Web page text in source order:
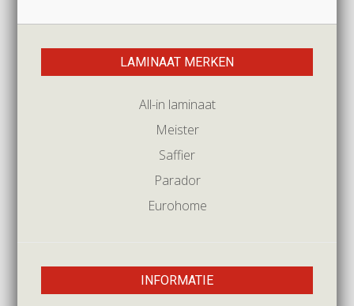
LAMINAAT MERKEN
All-in laminaat
Meister
Saffier
Parador
Eurohome
INFORMATIE